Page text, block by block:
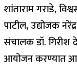
शांताराम गराडे,
पाटील, उद्योजक
संचालक डॉ. गिरीश
आयोजन करण्यात